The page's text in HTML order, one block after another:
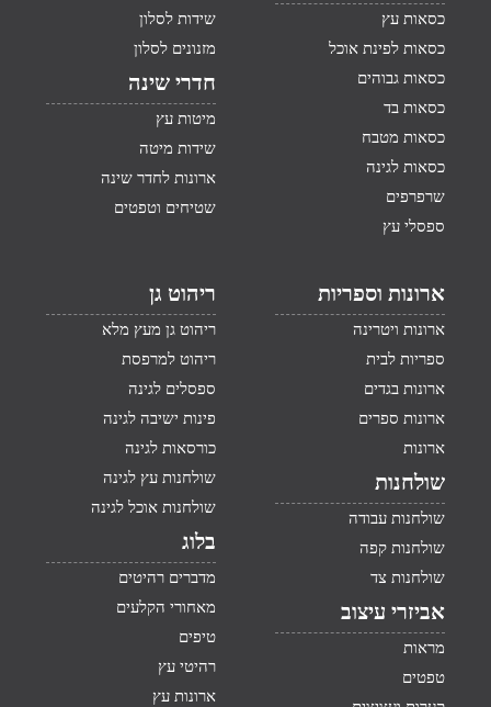
כסאות עץ
כסאות לפינת אוכל
כסאות גבוהים
כסאות בד
כסאות מטבח
כסאות לגינה
שרפרפים
ספסלי עץ
שידות לסלון
מזנונים לסלון
חדרי שינה
מיטות עץ
שידות מיטה
ארונות לחדר שינה
שטיחים וטפטים
ארונות וספריות
ארונות ויטרינה
ספריות לבית
ארונות בגדים
ארונות ספרים
ארונות
שולחנות
שולחנות עבודה
שולחנות קפה
שולחנות צד
אביזרי עיצוב
מראות
טפטים
ריהוט גן
ריהוט גן מעץ מלא
ריהוט למרפסת
ספסלים לגינה
פינות ישיבה לגינה
כורסאות לגינה
שולחנות עץ לגינה
שולחנות אוכל לגינה
בלוג
מדברים רהיטים
מאחורי הקלעים
טיפים
רהיטי עץ
ארונות עץ